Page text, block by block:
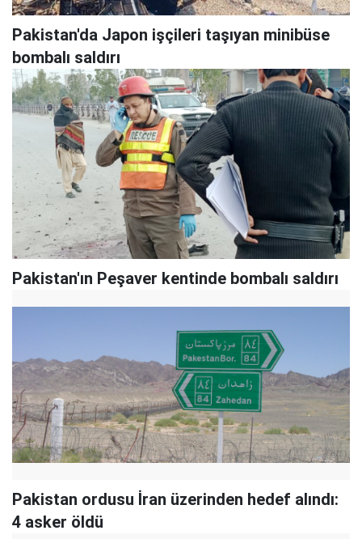
Pakistan'da Japon işçileri taşıyan minibüse
bombalı saldırı
Pakistan'ın Peşaver kentinde bombalı saldırı
Pakistan ordusu İran üzerinden hedef alındı:
4 asker öldü